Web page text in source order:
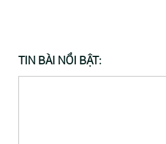
TIN BÀI NỔI BẬT: